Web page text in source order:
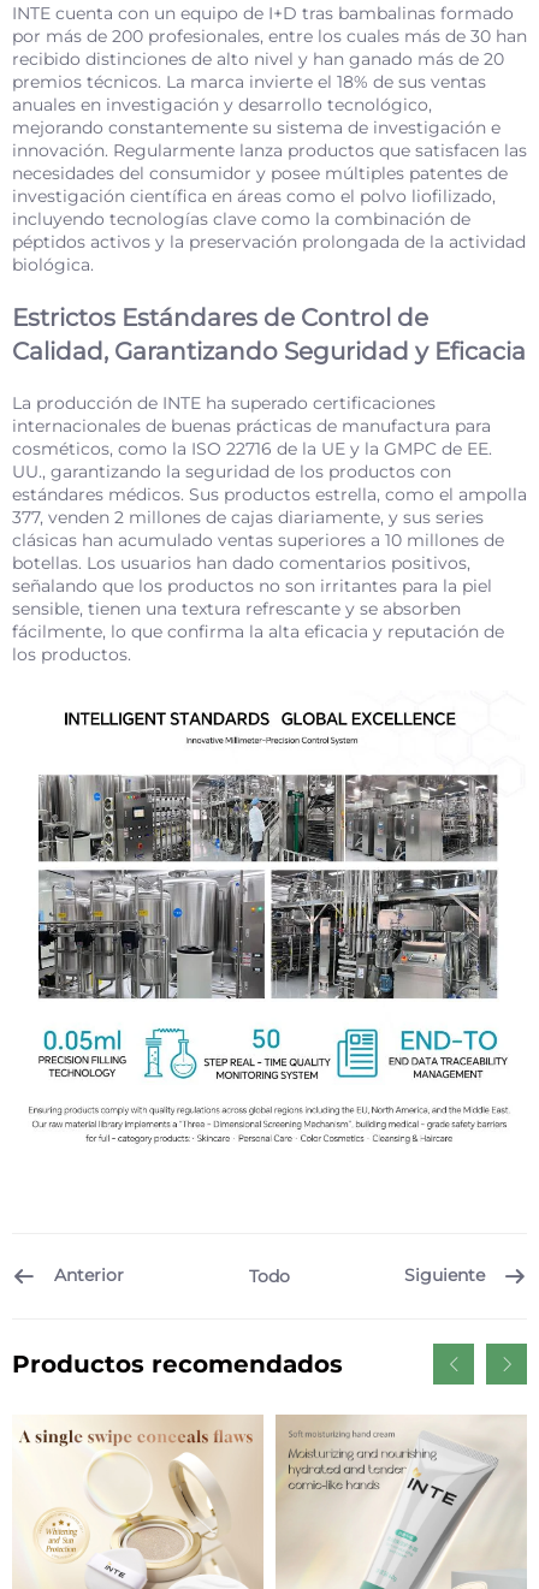
INTE cuenta con un equipo de I+D tras bambalinas formado
por más de 200 profesionales, entre los cuales más de 30 han
recibido distinciones de alto nivel y han ganado más de 20
premios técnicos. La marca invierte el 18% de sus ventas
anuales en investigación y desarrollo tecnológico,
mejorando constantemente su sistema de investigación e
innovación. Regularmente lanza productos que satisfacen las
necesidades del consumidor y posee múltiples patentes de
investigación científica en áreas como el polvo liofilizado,
incluyendo tecnologías clave como la combinación de
péptidos activos y la preservación prolongada de la actividad
biológica.
Estrictos Estándares de Control de
Calidad, Garantizando Seguridad y Eficacia
La producción de INTE ha superado certificaciones
internacionales de buenas prácticas de manufactura para
cosméticos, como la ISO 22716 de la UE y la GMPC de EE.
UU., garantizando la seguridad de los productos con
estándares médicos. Sus productos estrella, como el ampolla
377, venden 2 millones de cajas diariamente, y sus series
clásicas han acumulado ventas superiores a 10 millones de
botellas. Los usuarios han dado comentarios positivos,
señalando que los productos no son irritantes para la piel
sensible, tienen una textura refrescante y se absorben
fácilmente, lo que confirma la alta eficacia y reputación de
los productos.
Anterior Todo Siguiente
Productos recomendados